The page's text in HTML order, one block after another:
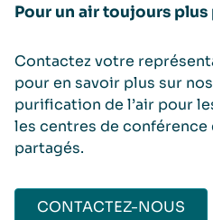
Pour un air toujours plus
Contactez votre
pour en savoir plus sur
purification de l’air pour
les centres de conférence
partagés.
CONTACTEZ-NOUS